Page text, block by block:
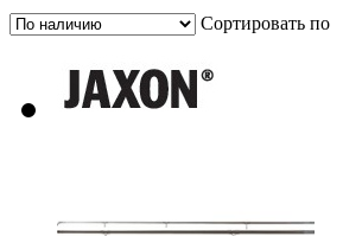
Сортировать по